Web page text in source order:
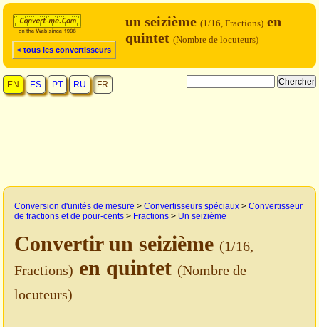
< tous les convertisseurs
un seizième (1/16, Fractions) en
quintet (Nombre de locuteurs)
EN ES PT RU FR
Conversion d'unités de mesure > Convertisseurs spéciaux > Convertisseur
de fractions et de pour-cents > Fractions > Un seizième
Convertir un seizième (1/16,
Fractions) en quintet (Nombre de
locuteurs)